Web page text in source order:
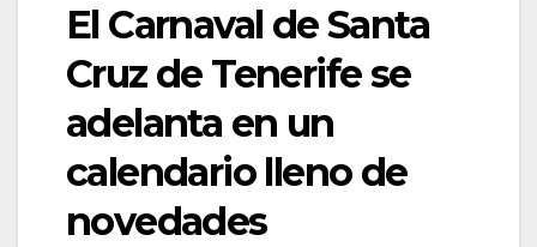
El Carnaval de Santa
Cruz de Tenerife se
adelanta en un
calendario lleno de
novedades